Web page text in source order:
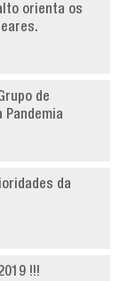
orienta os
de
Pandemia
da
!!!